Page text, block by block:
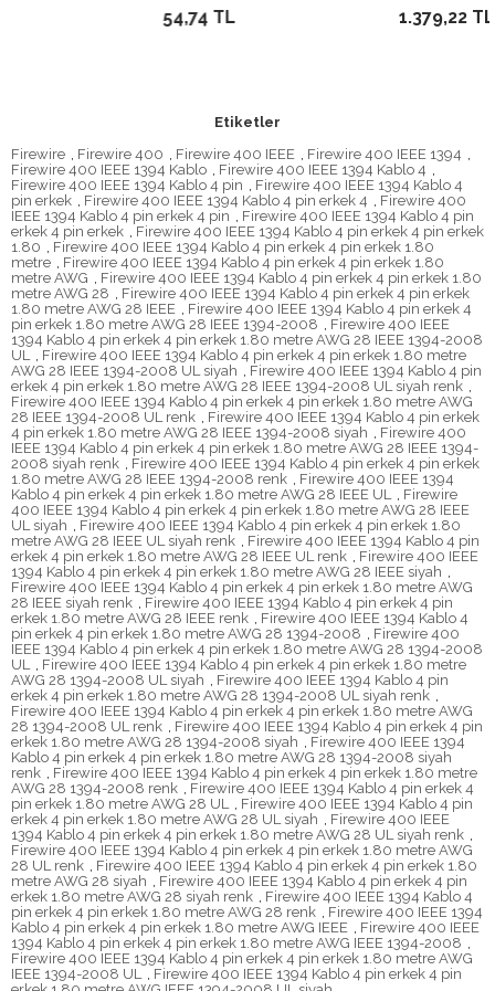
54,74 TL 1.379,22 TL
Etiketler
Firewire , Firewire 400 , Firewire 400 IEEE , Firewire 400 IEEE 1394 ,
Firewire 400 IEEE 1394 Kablo , Firewire 400 IEEE 1394 Kablo 4 ,
Firewire 400 IEEE 1394 Kablo 4 pin , Firewire 400 IEEE 1394 Kablo 4
pin erkek , Firewire 400 IEEE 1394 Kablo 4 pin erkek 4 , Firewire 400
IEEE 1394 Kablo 4 pin erkek 4 pin , Firewire 400 IEEE 1394 Kablo 4 pin
erkek 4 pin erkek , Firewire 400 IEEE 1394 Kablo 4 pin erkek 4 pin erkek
1.80 , Firewire 400 IEEE 1394 Kablo 4 pin erkek 4 pin erkek 1.80
metre , Firewire 400 IEEE 1394 Kablo 4 pin erkek 4 pin erkek 1.80
metre AWG , Firewire 400 IEEE 1394 Kablo 4 pin erkek 4 pin erkek 1.80
metre AWG 28 , Firewire 400 IEEE 1394 Kablo 4 pin erkek 4 pin erkek
1.80 metre AWG 28 IEEE , Firewire 400 IEEE 1394 Kablo 4 pin erkek 4
pin erkek 1.80 metre AWG 28 IEEE 1394-2008 , Firewire 400 IEEE
1394 Kablo 4 pin erkek 4 pin erkek 1.80 metre AWG 28 IEEE 1394-2008
UL , Firewire 400 IEEE 1394 Kablo 4 pin erkek 4 pin erkek 1.80 metre
AWG 28 IEEE 1394-2008 UL siyah , Firewire 400 IEEE 1394 Kablo 4 pin
erkek 4 pin erkek 1.80 metre AWG 28 IEEE 1394-2008 UL siyah renk ,
Firewire 400 IEEE 1394 Kablo 4 pin erkek 4 pin erkek 1.80 metre AWG
28 IEEE 1394-2008 UL renk , Firewire 400 IEEE 1394 Kablo 4 pin erkek
4 pin erkek 1.80 metre AWG 28 IEEE 1394-2008 siyah , Firewire 400
IEEE 1394 Kablo 4 pin erkek 4 pin erkek 1.80 metre AWG 28 IEEE 1394-
2008 siyah renk , Firewire 400 IEEE 1394 Kablo 4 pin erkek 4 pin erkek
1.80 metre AWG 28 IEEE 1394-2008 renk , Firewire 400 IEEE 1394
Kablo 4 pin erkek 4 pin erkek 1.80 metre AWG 28 IEEE UL , Firewire
400 IEEE 1394 Kablo 4 pin erkek 4 pin erkek 1.80 metre AWG 28 IEEE
UL siyah , Firewire 400 IEEE 1394 Kablo 4 pin erkek 4 pin erkek 1.80
metre AWG 28 IEEE UL siyah renk , Firewire 400 IEEE 1394 Kablo 4 pin
erkek 4 pin erkek 1.80 metre AWG 28 IEEE UL renk , Firewire 400 IEEE
1394 Kablo 4 pin erkek 4 pin erkek 1.80 metre AWG 28 IEEE siyah ,
Firewire 400 IEEE 1394 Kablo 4 pin erkek 4 pin erkek 1.80 metre AWG
28 IEEE siyah renk , Firewire 400 IEEE 1394 Kablo 4 pin erkek 4 pin
erkek 1.80 metre AWG 28 IEEE renk , Firewire 400 IEEE 1394 Kablo 4
pin erkek 4 pin erkek 1.80 metre AWG 28 1394-2008 , Firewire 400
IEEE 1394 Kablo 4 pin erkek 4 pin erkek 1.80 metre AWG 28 1394-2008
UL , Firewire 400 IEEE 1394 Kablo 4 pin erkek 4 pin erkek 1.80 metre
AWG 28 1394-2008 UL siyah , Firewire 400 IEEE 1394 Kablo 4 pin
erkek 4 pin erkek 1.80 metre AWG 28 1394-2008 UL siyah renk ,
Firewire 400 IEEE 1394 Kablo 4 pin erkek 4 pin erkek 1.80 metre AWG
28 1394-2008 UL renk , Firewire 400 IEEE 1394 Kablo 4 pin erkek 4 pin
erkek 1.80 metre AWG 28 1394-2008 siyah , Firewire 400 IEEE 1394
Kablo 4 pin erkek 4 pin erkek 1.80 metre AWG 28 1394-2008 siyah
renk , Firewire 400 IEEE 1394 Kablo 4 pin erkek 4 pin erkek 1.80 metre
AWG 28 1394-2008 renk , Firewire 400 IEEE 1394 Kablo 4 pin erkek 4
pin erkek 1.80 metre AWG 28 UL , Firewire 400 IEEE 1394 Kablo 4 pin
erkek 4 pin erkek 1.80 metre AWG 28 UL siyah , Firewire 400 IEEE
1394 Kablo 4 pin erkek 4 pin erkek 1.80 metre AWG 28 UL siyah renk ,
Firewire 400 IEEE 1394 Kablo 4 pin erkek 4 pin erkek 1.80 metre AWG
28 UL renk , Firewire 400 IEEE 1394 Kablo 4 pin erkek 4 pin erkek 1.80
metre AWG 28 siyah , Firewire 400 IEEE 1394 Kablo 4 pin erkek 4 pin
erkek 1.80 metre AWG 28 siyah renk , Firewire 400 IEEE 1394 Kablo 4
pin erkek 4 pin erkek 1.80 metre AWG 28 renk , Firewire 400 IEEE 1394
Kablo 4 pin erkek 4 pin erkek 1.80 metre AWG IEEE , Firewire 400 IEEE
1394 Kablo 4 pin erkek 4 pin erkek 1.80 metre AWG IEEE 1394-2008 ,
Firewire 400 IEEE 1394 Kablo 4 pin erkek 4 pin erkek 1.80 metre AWG
IEEE 1394-2008 UL , Firewire 400 IEEE 1394 Kablo 4 pin erkek 4 pin